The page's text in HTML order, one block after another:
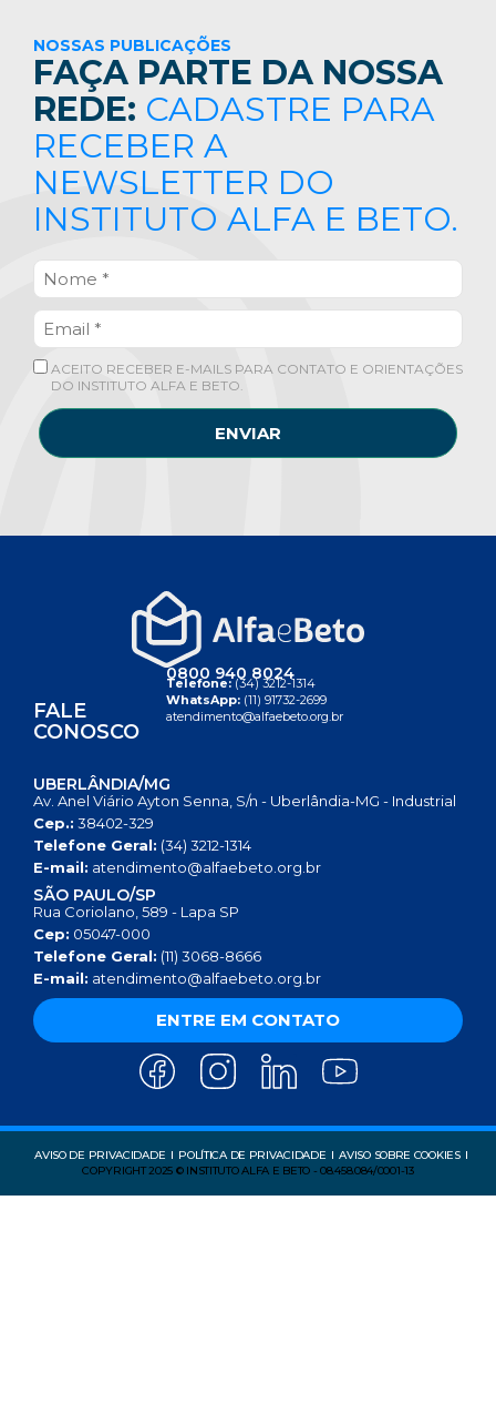
NOSSAS PUBLICAÇÕES
FAÇA PARTE DA NOSSA
REDE: CADASTRE PARA
RECEBER A
NEWSLETTER DO
INSTITUTO ALFA E BETO.
ACEITO RECEBER E-MAILS PARA CONTATO E ORIENTAÇÕES
DO INSTITUTO ALFA E BETO.
ENVIAR
FALE
CONOSCO
0800 940 8024
Telefone:(34) 3212-1314
WhatsApp: (11) 91732-2699
atendimento@alfaebeto.org.br
UBERLÂNDIA/MG
Av. Anel Viário Ayton Senna, S/n - Uberlândia-MG - Industrial
Cep.: 38402-329
Telefone Geral: (34) 3212-1314
E-mail: atendimento@alfaebeto.org.br
SÃO PAULO/SP
Rua Coriolano, 589 - Lapa SP
Cep: 05047-000
Telefone Geral: (11) 3068-8666
E-mail: atendimento@alfaebeto.org.br
ENTRE EM CONTATO
AVISO DE PRIVACIDADE POLÍTICA DE PRIVACIDADE
AVISO SOBRE COOKIES
COPYRIGHT 2025 © INSTITUTO ALFA E BETO - 08.458.084/0001-13